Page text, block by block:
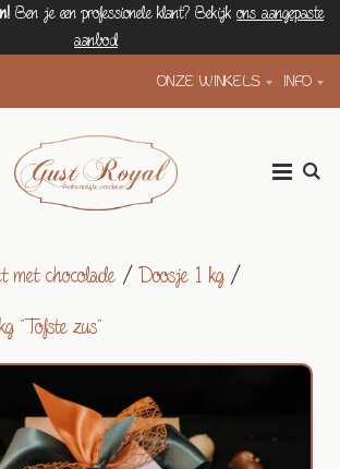
Ben je een professionele klant? Bekijk ons aangepaste
aanbod
ONZE WINKELS INFO
met chocolade / Doosje 1 kg/
"Tofste zus"